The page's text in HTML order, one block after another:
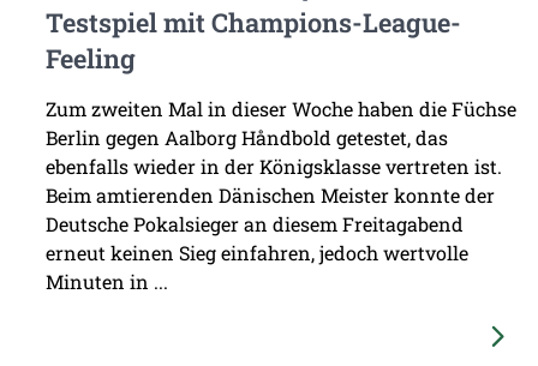
Testspiel mit Champions-League-
Feeling
Zum zweiten Mal in dieser Woche haben die Füchse
Berlin gegen Aalborg Håndbold getestet, das
ebenfalls wieder in der Königsklasse vertreten ist.
Beim amtierenden Dänischen Meister konnte der
Deutsche Pokalsieger an diesem Freitagabend
erneut keinen Sieg einfahren, jedoch wertvolle
Minuten in ...